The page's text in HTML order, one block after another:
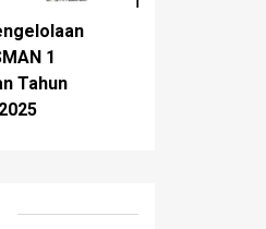
1
Tahun